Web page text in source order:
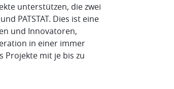
unterstützen, die zwei
PATSTAT. Dies ist eine
und Innovatoren,
in einer immer
Projekte mit je bis zu